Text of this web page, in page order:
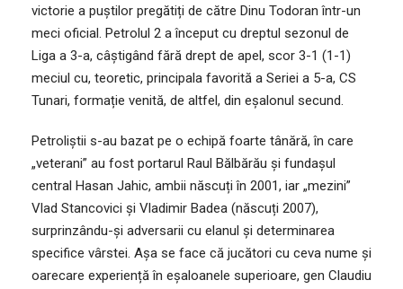
victorie a puștilor pregătiți de către Dinu Todoran într-un
meci oficial. Petrolul 2 a început cu dreptul sezonul de
Liga a 3-a, câștigând fără drept de apel, scor 3-1 (1-1)
meciul cu, teoretic, principala favorită a Seriei a 5-a, CS
Tunari, formație venită, de altfel, din eșalonul secund.
Petroliștii s-au bazat pe o echipă foarte tânără, în care
„veterani” au fost portarul Raul Bălbărău și fundașul
central Hasan Jahic, ambii născuți în 2001, iar „mezini”
Vlad Stancovici și Vladimir Badea (născuți 2007),
surprinzându-și adversarii cu elanul și determinarea
specifice vârstei. Așa se face că jucători cu ceva nume și
oarecare experiență în eșaloanele superioare, gen Claudiu